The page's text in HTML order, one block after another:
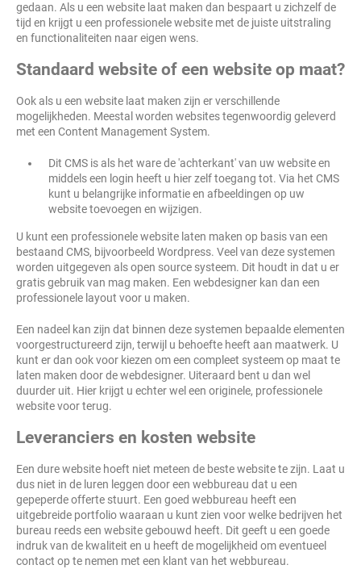
gedaan. Als u een website laat maken dan bespaart u zichzelf de
tijd en krijgt u een professionele website met de juiste uitstraling
en functionaliteiten naar eigen wens.
Standaard website of een website op maat?
Ook als u een website laat maken zijn er verschillende
mogelijkheden. Meestal worden websites tegenwoordig geleverd
met een Content Management System.
Dit CMS is als het ware de 'achterkant' van uw website en
middels een login heeft u hier zelf toegang tot. Via het CMS
kunt u belangrijke informatie en afbeeldingen op uw
website toevoegen en wijzigen.
U kunt een professionele website laten maken op basis van een
bestaand CMS, bijvoorbeeld Wordpress. Veel van deze systemen
worden uitgegeven als open source systeem. Dit houdt in dat u er
gratis gebruik van mag maken. Een webdesigner kan dan een
professionele layout voor u maken.
Een nadeel kan zijn dat binnen deze systemen bepaalde elementen
voorgestructureerd zijn, terwijl u behoefte heeft aan maatwerk. U
kunt er dan ook voor kiezen om een compleet systeem op maat te
laten maken door de webdesigner. Uiteraard bent u dan wel
duurder uit. Hier krijgt u echter wel een originele, professionele
website voor terug.
Leveranciers en kosten website
Een dure website hoeft niet meteen de beste website te zijn. Laat u
dus niet in de luren leggen door een webbureau dat u een
gepeperde offerte stuurt. Een goed webbureau heeft een
uitgebreide portfolio waaraan u kunt zien voor welke bedrijven het
bureau reeds een website gebouwd heeft. Dit geeft u een goede
indruk van de kwaliteit en u heeft de mogelijkheid om eventueel
contact op te nemen met een klant van het webbureau.